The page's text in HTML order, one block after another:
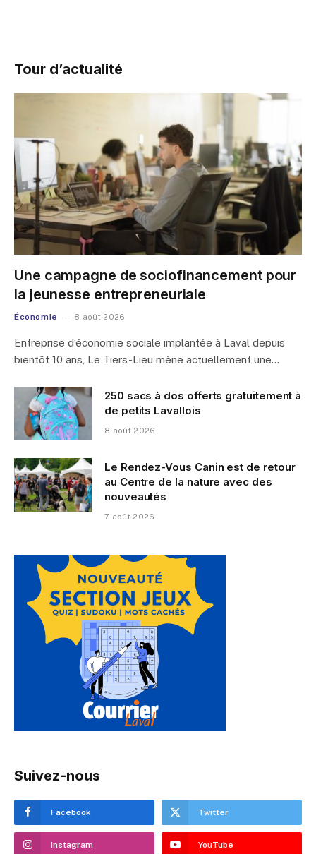
Tour d’actualité
Une campagne de sociofinancement pour
la jeunesse entrepreneuriale
Économie 8 août 2026
Entreprise d’économie sociale implantée à Laval depuis
bientôt 10 ans, Le Tiers-Lieu mène actuellement une…
250 sacs à dos offerts gratuitement à
de petits Lavallois
8 août 2026
Le Rendez-Vous Canin est de retour
au Centre de la nature avec des
nouveautés
7 août 2026
Suivez-nous
Facebook Twitter
Instagram YouTube